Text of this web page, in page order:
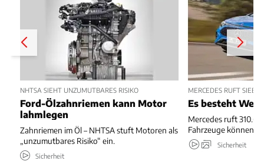
NHTSA SIEHT UNZUMUTBARES RISIKO
Ford-Ölzahnriemen kann Motor
lahmlegen
Zahnriemen im Öl – NHTSA stuft Motoren als
„unzumutbares Risiko“ ein.
Sicherheit
MERCEDES RUFT
Es besteht
Mercedes ruft
Fahrzeuge können
Sicherheit